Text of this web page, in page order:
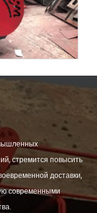
стремится повысить
доставки,
современными